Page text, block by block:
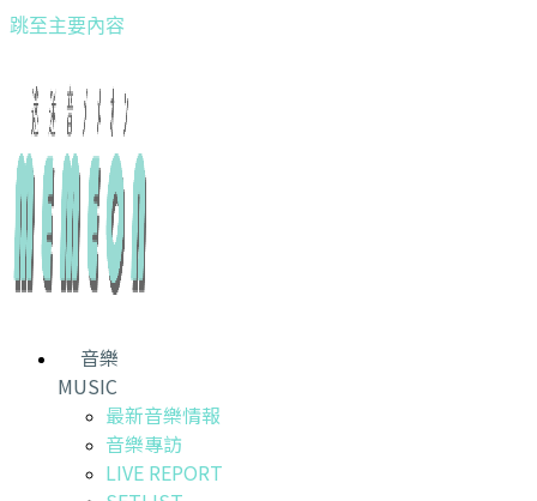
跳至主要內容
音樂
MUSIC
最新音樂情報
音樂專訪
LIVE REPORT